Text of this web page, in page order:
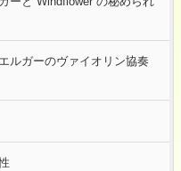
ルガーのヴァイオリン協奏